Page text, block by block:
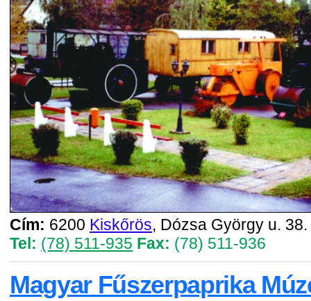
Cím: 6200 Kiskőrös, Dózsa György u. 38.
Tel: (78) 511-935 Fax: (78) 511-936
Magyar Fűszerpaprika